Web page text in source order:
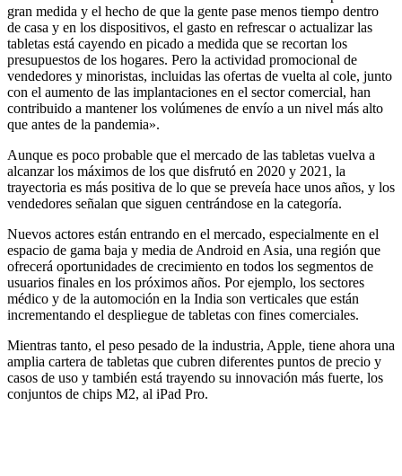
gran medida y el hecho de que la gente pase menos tiempo dentro
de casa y en los dispositivos, el gasto en refrescar o actualizar las
tabletas está cayendo en picado a medida que se recortan los
presupuestos de los hogares. Pero la actividad promocional de
vendedores y minoristas, incluidas las ofertas de vuelta al cole, junto
con el aumento de las implantaciones en el sector comercial, han
contribuido a mantener los volúmenes de envío a un nivel más alto
que antes de la pandemia».
Aunque es poco probable que el mercado de las tabletas vuelva a
alcanzar los máximos de los que disfrutó en 2020 y 2021, la
trayectoria es más positiva de lo que se preveía hace unos años, y los
vendedores señalan que siguen centrándose en la categoría.
Nuevos actores están entrando en el mercado, especialmente en el
espacio de gama baja y media de Android en Asia, una región que
ofrecerá oportunidades de crecimiento en todos los segmentos de
usuarios finales en los próximos años. Por ejemplo, los sectores
médico y de la automoción en la India son verticales que están
incrementando el despliegue de tabletas con fines comerciales.
Mientras tanto, el peso pesado de la industria, Apple, tiene ahora una
amplia cartera de tabletas que cubren diferentes puntos de precio y
casos de uso y también está trayendo su innovación más fuerte, los
conjuntos de chips M2, al iPad Pro.